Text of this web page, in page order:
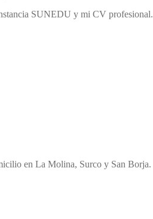
SUNEDU y mi CV profesional.
en La Molina, Surco y San Borja.